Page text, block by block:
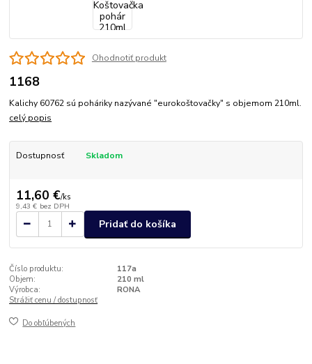
Ohodnotiť produkt
1168
Kalichy 60762 sú poháriky nazývané "eurokoštovačky" s objemom 210ml.
celý popis
Dostupnosť Skladom
11,60 €/ks
9,43 € bez DPH
Pridať do košíka
Číslo produktu:
117a
Objem:
210 ml
Výrobca:
RONA
Strážiť cenu / dostupnosť
Do obľúbených